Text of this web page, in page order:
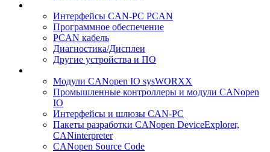
Интерфейсы CAN-PC PCAN
Программное обеспечение
PCAN кабель
Диагностика/Дисплеи
Другие устройства и ПО
Модули CANopen IO sysWORXX
Промышленные контроллеры и модули CANopen
IO
Интерфейсы и шлюзы CAN-PC
Пакеты разработки CANopen DeviceExplorer,
CANinterpreter
CANopen Source Code